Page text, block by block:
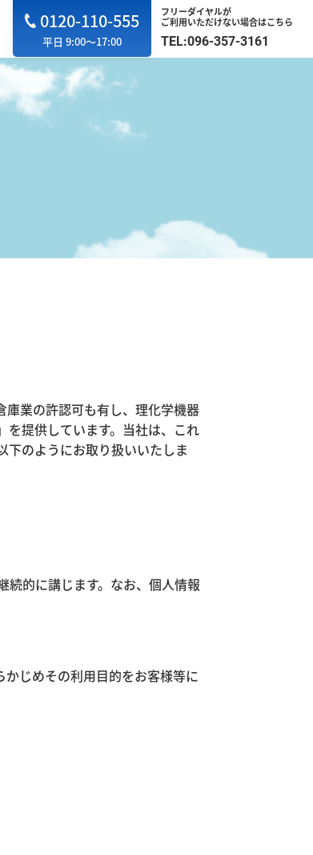
0120-110-555
平日 9:00～17:00
フリーダイヤルが
ご利用いただけない場合はこちら
TEL:096-357-3161
業の許認可も有し、理化学機器
提供しています。当社は、これ
下のようにお取り扱いいたしま
続的に講じます。なお、個人情報
じめその利用目的をお客様等に